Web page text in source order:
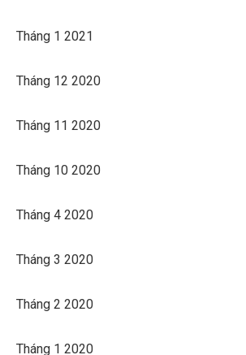
Tháng 1 2021
Tháng 12 2020
Tháng 11 2020
Tháng 10 2020
Tháng 4 2020
Tháng 3 2020
Tháng 2 2020
Tháng 1 2020